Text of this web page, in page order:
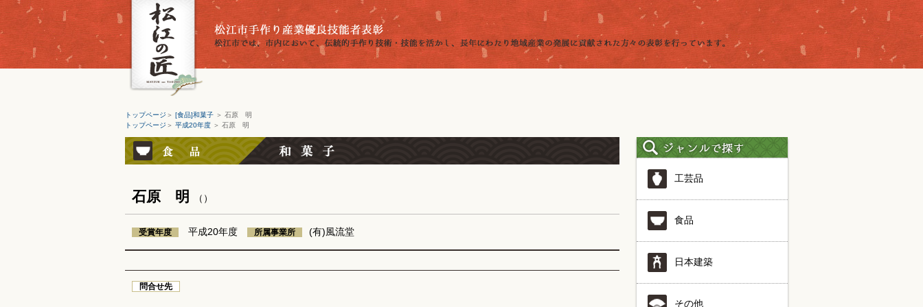
トップページ ＞ [食品]和菓子 ＞ 石原 明
トップページ ＞ 平成20年度 ＞ 石原 明
石原 明 （）
受賞年度 平成20年度 所属事業所 (有)風流堂
問合せ先
工芸品
食品
日本建築
その他